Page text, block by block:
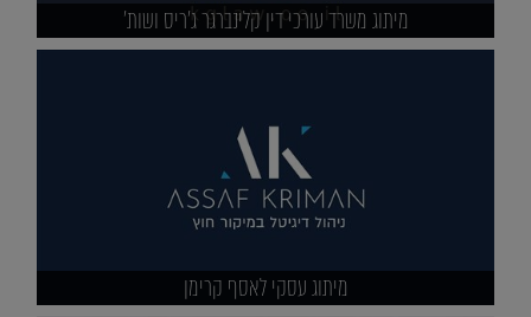
מיתוג משרד עורכי דין קלינברגר ג'ריס ושות'
מיתוג עסקי לאסף קרימן